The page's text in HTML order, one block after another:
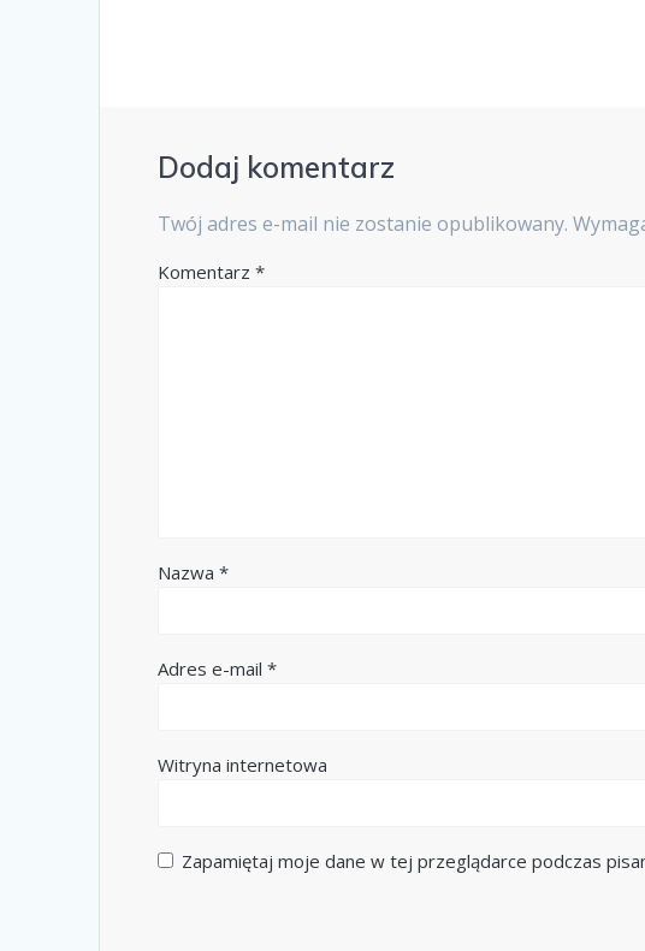
Dodaj komentarz
Twój adres e-mail nie zostanie opublikowany.
Komentarz*
Nazwa*
Adres e-mail*
Witryna internetowa
Zapamiętaj moje dane w tej przeglądarce podczas